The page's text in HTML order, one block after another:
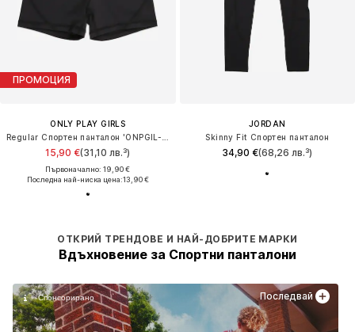
ПРОМОЦИЯ
ONLY PLAY GIRLS
15,90 €(31,10 лв.³)
Първоначално: 19,90 €
Последна най-ниска цена:13,90 €
JORDAN
Skinny Fit Спортен панталон
34,90 €(68,26 лв.³)
ОТКРИЙ ТРЕНДОВЕ И НАЙ-ДОБРИТЕ МАРКИ
Вдъхновение за Спортни панталони
Последвай